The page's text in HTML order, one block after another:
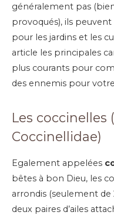
généralement pas
provoqués), ils
pour les jardins et les
article les principales
plus courants pour
des ennemis pour
Les coccinelles
Coccinellidae)
Egalement appelées
bêtes à bon Dieu, les
arrondis (seulement de
deux paires d’ailes